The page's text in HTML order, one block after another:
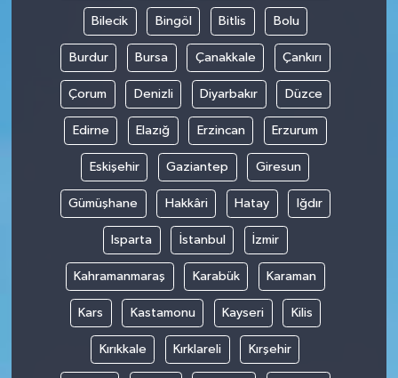
Bilecik Bingöl Bitlis Bolu
Burdur Bursa Çanakkale Çankırı
Çorum Denizli Diyarbakır Düzce
Edirne Elazığ Erzincan Erzurum
Eskişehir Gaziantep Giresun
Gümüşhane Hakkâri Hatay Iğdır
Isparta İstanbul İzmir
Kahramanmaraş Karabük Karaman
Kars Kastamonu Kayseri Kilis
Kırıkkale Kırklareli Kırşehir